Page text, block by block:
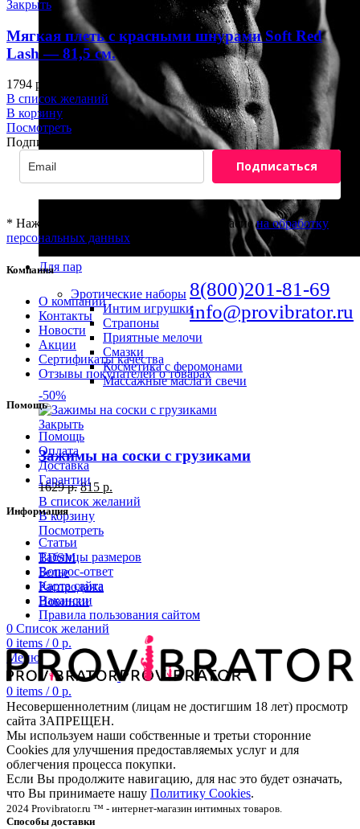
Для пар
Эротические наборы
Интим игрушки
Страпоны
Приятные мелочи
Смазки
Косметика с феромонами
Массажные масла и свечи
-50%
Закрыть
Зажимы на соски с грузиками
1629р. 815 р.
В список желаний
В корзину
Посмотреть
BDSM
Белье
Распродажа
Новинки
0 Список желаний
0 items / 0 р.
Меню
0 items / 0 р.
Закрыть
Мягкая плеть c красными шнурами Soft Red
Lash — 81,5 см.
1794 р.
В список желаний
В корзину
Посмотреть
Подписка на новости
Подписаться
* Нажимая "Подписаться" вы даёте согласиена обработку
персональных данных
8(800)201-81-69
info@provibrator.ru
Компания
О компании
Контакты
Новости
Акции
Сертификаты качества
Отзывы покупателей о товарах
Помощь
Помощь
Оплата
Доставка
Гарантии
Информация
Статьи
Таблицы размеров
Вопрос-ответ
Карта сайта
Вакансии
Правила пользования сайтом
Несовершеннолетним (лицам не достигшим 18 лет) просмотр
сайта ЗАПРЕЩЕН.
Мы используем наши собственные и третьи сторонние
Cookies для улучшения предоставляемых услуг и для
облегчения процесса покупки.
Если Вы продолжите навигацию, для нас это будет означать,
что Вы принимаете нашу Политику Cookies.
2024 Provibrator.ru ™ - интернет-магазин интимных товаров.
Способы доставки